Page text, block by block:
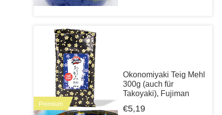
Premium
Okonomiyaki Teig Mehl
300g (auch für
Takoyaki), Fujiman
€5,19